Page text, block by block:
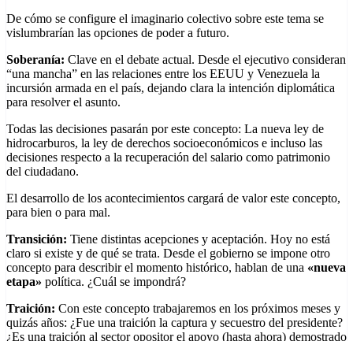
De cómo se configure el imaginario colectivo sobre este tema se
vislumbrarían las opciones de poder a futuro.
Soberanía: Clave en el debate actual. Desde el ejecutivo consideran
“una mancha” en las relaciones entre los EEUU y Venezuela la
incursión armada en el país, dejando clara la intención diplomática
para resolver el asunto.
Todas las decisiones pasarán por este concepto: La nueva ley de
hidrocarburos, la ley de derechos socioeconómicos e incluso las
decisiones respecto a la recuperación del salario como patrimonio
del ciudadano.
El desarrollo de los acontecimientos cargará de valor este concepto,
para bien o para mal.
Transición: Tiene distintas acepciones y aceptación. Hoy no está
claro si existe y de qué se trata. Desde el gobierno se impone otro
concepto para describir el momento histórico, hablan de una «nueva
etapa» política. ¿Cuál se impondrá?
Traición: Con este concepto trabajaremos en los próximos meses y
quizás años: ¿Fue una traición la captura y secuestro del presidente?
¿Es una traición al sector opositor el apoyo (hasta ahora) demostrado